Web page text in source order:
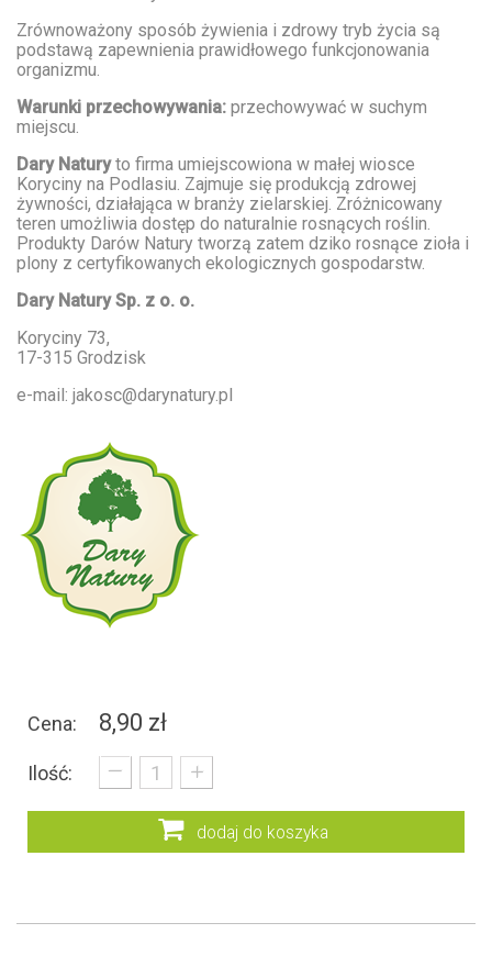
Zrównoważony sposób żywienia i zdrowy tryb życia są
podstawą zapewnienia prawidłowego funkcjonowania
organizmu.
Warunki przechowywania: przechowywać w suchym
miejscu.
Dary Naturyto firma umiejscowiona w małej wiosce
Koryciny na Podlasiu. Zajmuje się produkcją zdrowej
żywności, działająca w branży zielarskiej. Zróżnicowany
teren umożliwia dostęp do naturalnie rosnących roślin.
Produkty Darów Natury tworzą zatem dziko rosnące zioła i
plony z certyfikowanych ekologicznych gospodarstw.
Dary Natury Sp. z o. o.
Koryciny 73,
17-315 Grodzisk
e-mail: jakosc@darynatury.pl
Cena: 8,90 zł
Ilość:
_ +
dodaj do koszyka